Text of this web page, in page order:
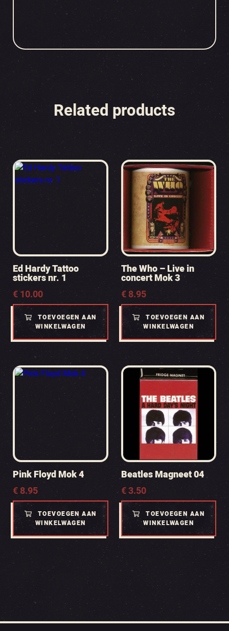
Related products
Ed Hardy Tattoo
stickers nr. 1
€10.00
TOEVOEGEN AAN
WINKELWAGEN
The Who – Live in
concert Mok 3
€8.95
TOEVOEGEN AAN
WINKELWAGEN
Pink Floyd Mok 4
€8.95
TOEVOEGEN AAN
WINKELWAGEN
Beatles Magneet 04
€3.50
TOEVOEGEN AAN
WINKELWAGEN